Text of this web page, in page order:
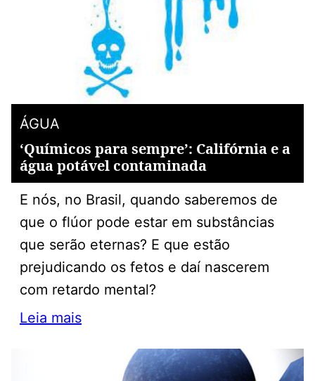
ÁGUA
‘Químicos para sempre’: Califórnia e a
água potável contaminada
E nós, no Brasil, quando saberemos de
que o flúor pode estar em substâncias
que serão eternas? E que estão
prejudicando os fetos e daí nascerem
com retardo mental?
Leia mais